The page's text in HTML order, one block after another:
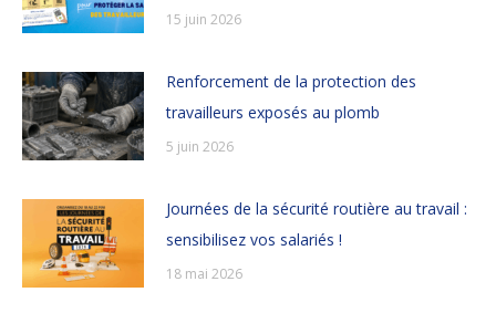
15 juin 2026
Renforcement de la protection des
travailleurs exposés au plomb
5 juin 2026
Journées de la sécurité routière au travail :
sensibilisez vos salariés !
18 mai 2026